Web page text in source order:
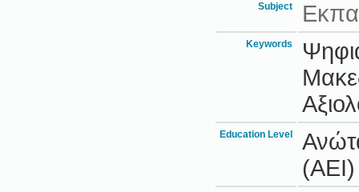
Subject
Keywords
Education Level
(ΑΕΙ)